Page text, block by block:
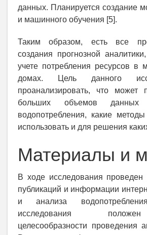
данных. Планируется создание
и машинного обучения [5].
Таким образом, есть все
создания прогнозной
учете потребления ресурсов в
домах. Цель данного
проанализировать, что может
больших объемов
водопотребления, какие
использовать и для решения
Материалы и
В ходе исследования проведен
публикаций и информации
и анализа
исследования
целесообразности проведения